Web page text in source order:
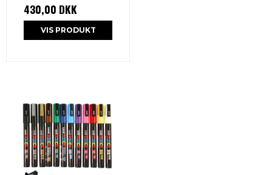
430,00 DKK
VIS PRODUKT